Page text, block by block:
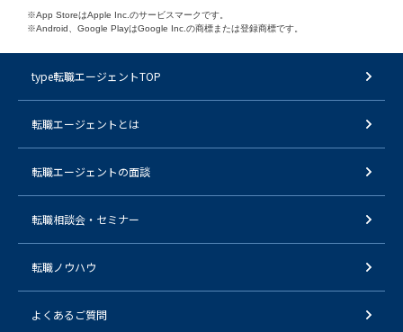
※App StoreはApple Inc.のサービスマークです。
※Android、Google PlayはGoogle Inc.の商標または登録商標です。
type転職エージェントTOP
転職エージェントとは
転職エージェントの面談
転職相談会・セミナー
転職ノウハウ
よくあるご質問